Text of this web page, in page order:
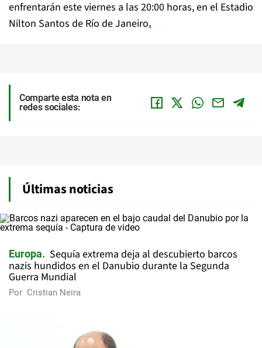
enfrentarán este viernes a las 20:00 horas, en el Estadio
Nilton Santos de Río de Janeiro.
Comparte esta nota en
redes sociales:
Últimas noticias
Europa
Sequía extrema deja al descubierto barcos
nazis hundidos en el Danubio durante la Segunda
Guerra Mundial
Por Cristian Neira